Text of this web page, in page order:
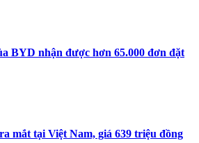
BYD nhận được hơn 65.000 đơn đặt
mắt tại Việt Nam, giá 639 triệu đồng